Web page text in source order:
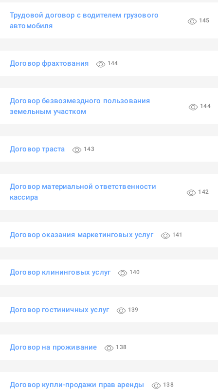
Трудовой договор с водителем грузового
автомобиля
145
Договор фрахтования 144
Договор безвозмездного пользования
земельным участком
144
Договор траста 143
Договор материальной ответственности
кассира
142
Договор оказания маркетинговых услуг 141
Договор клининговых услуг 140
Договор гостиничных услуг 139
Договор на проживание 138
Договор купли-продажи прав аренды 138